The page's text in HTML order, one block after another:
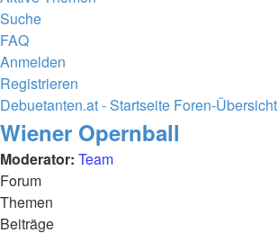
Suche
FAQ
Anmelden
Registrieren
Debuetanten.at - Startseite Foren-Übersicht
Suche
Wiener Opernball
Moderator: Team
Forum
Themen
Beiträge